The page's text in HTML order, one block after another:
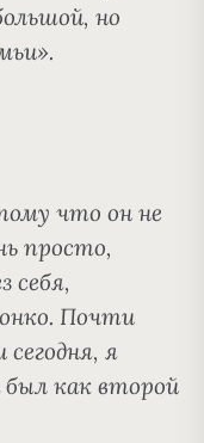
но
что он не
просто,
себя,
Почти
я
был как второй